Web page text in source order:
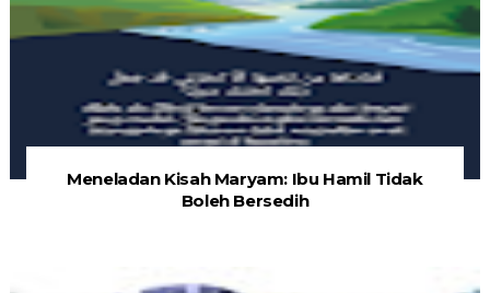
Meneladan Kisah Maryam: Ibu Hamil Tidak
Boleh Bersedih